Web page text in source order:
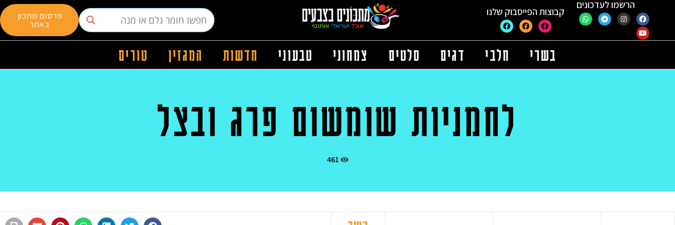
הרשמו לעדכונים
קבוצות הפייסבוק שלנו פרסום מתכון
באתר
בשרי חלבי דגים סלטים צמחוני טבעוני חדשות המגזין טורים
לחמניות שומשום פרג ובצל
461